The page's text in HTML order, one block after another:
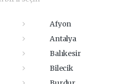
Afyon
Antalya
Balıkesir
Bilecik